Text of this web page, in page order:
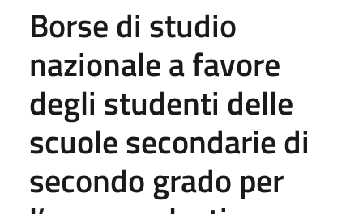
Borse di studio
nazionale a favore
degli studenti delle
scuole secondarie di
secondo grado per